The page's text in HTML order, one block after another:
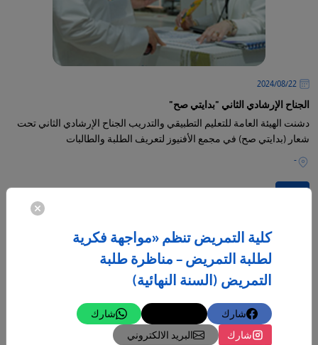
22‏/08‏/2024
الجناح الإرشادي الثاني "بدايتي صح"
دشنت الهيئة العامة للتعليم التطبيقي والتدريب الجناح الإرشادي الثاني تحت
شعار (بدايتي صح) في مجمع الأفنيوز لتعريف الطلبة والطالبات
-
المزيد
كلية التمريض تنظم «مواجهة فكرية
لطلبة التمريض – مناظرة طلبة
التمريض (السنة النهائية)
شارك
شارك
شارك
البريد الالكتروني